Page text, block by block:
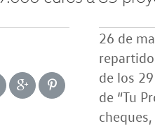
26 de
de los
de “Tu